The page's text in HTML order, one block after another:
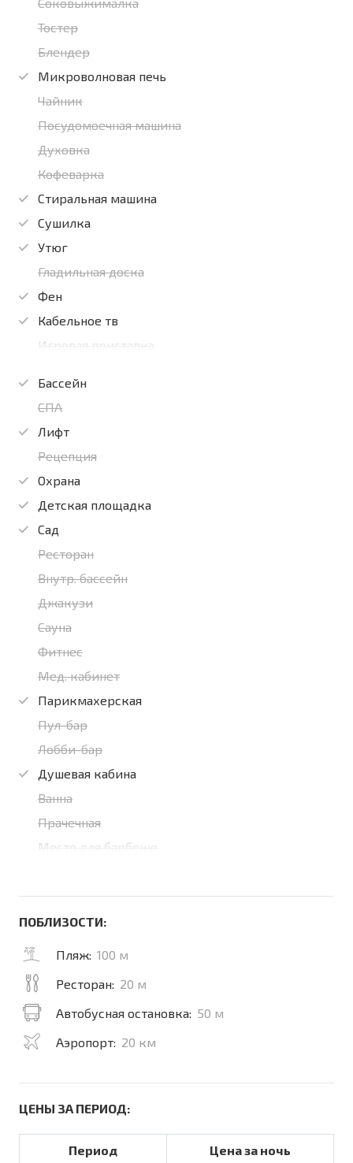
Тостер
Блендер
Микроволновая печь
Чайник
Посудомоечная машина
Духовка
Кофеварка
Стиральная машина
Сушилка
Утюг
Гладильная доска
Фен
Кабельное тв
Игровая приставка
Бассейн
СПА
Лифт
Рецепция
Охрана
Детская площадка
Сад
Ресторан
Внутр. бассейн
Джакузи
Сауна
Фитнес
Мед. кабинет
Парикмахерская
Пул-бар
Лобби-бар
Душевая кабина
Ванна
Прачечная
Место для барбекю
ПОБЛИЗОСТИ:
Пляж: 100 м
Ресторан: 20 м
Автобусная остановка: 50 м
Аэропорт: 20 км
ЦЕНЫ ЗА ПЕРИОД:
Период Цена за ночь